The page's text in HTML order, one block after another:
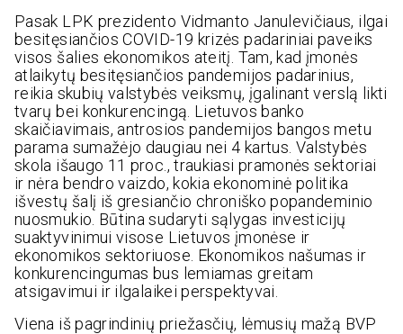
Pasak LPK prezidento Vidmanto Janulevičiaus, ilgai
besitęsiančios COVID-19 krizės padariniai paveiks
visos šalies ekonomikos ateitį. Tam, kad įmonės
atlaikytų besitęsiančios pandemijos padarinius,
reikia skubių valstybės veiksmų, įgalinant verslą likti
tvarų bei konkurencingą. Lietuvos banko
skaičiavimais, antrosios pandemijos bangos metu
parama sumažėjo daugiau nei 4 kartus. Valstybės
skola išaugo 11 proc., traukiasi pramonės sektoriai
ir nėra bendro vaizdo, kokia ekonominė politika
išvestų šalį iš gresiančio chroniško popandeminio
nuosmukio. Būtina sudaryti sąlygas investicijų
suaktyvinimui visose Lietuvos įmonėse ir
ekonomikos sektoriuose. Ekonomikos našumas ir
konkurencingumas bus lemiamas greitam
atsigavimui ir ilgalaikei perspektyvai.
Viena iš pagrindinių priežasčių, lėmusių mažą BVP